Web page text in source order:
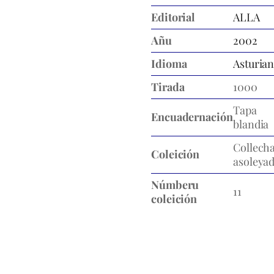
Editorial
ALLA
Añu
2002
Idioma
Tirada
1000
EncuadernaciónTapa
blandia
Coleición
Númberu
coleición
11